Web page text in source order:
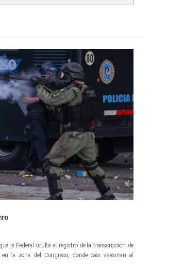
la Federal oculta el registro de la transcripción de
la zona del Congreso, donde casi asesinan al